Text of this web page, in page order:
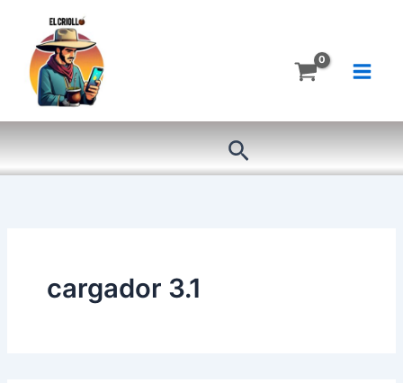
contenido
Buscar
cargador 3.1